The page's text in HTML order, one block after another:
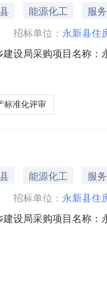
能源化工
服务
招标单位： 永新县住
设局采购项目名称
订合同时间：15（个
限公司
标准化评审
能源化工
服务
招标单位： 永新县住
设局采购项目名称
间：15（个工作日）